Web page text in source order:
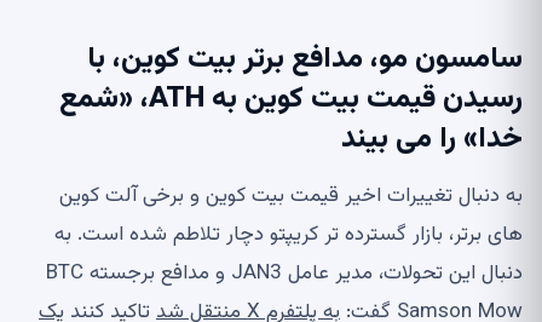
سامسون مو، مدافع برتر بیت کوین، با
رسیدن قیمت بیت کوین به ATH، «شمع
خدا» را می بیند
به دنبال تغییرات اخیر قیمت بیت کوین و برخی آلت کوین
های برتر، بازار گسترده تر کریپتو دچار تلاطم شده است. به
دنبال این تحولات، مدیر عامل JAN3 و مدافع برجسته BTC
Samson Mow گفت:
به پلتفرم X منتقل شد تاکید کنند یک